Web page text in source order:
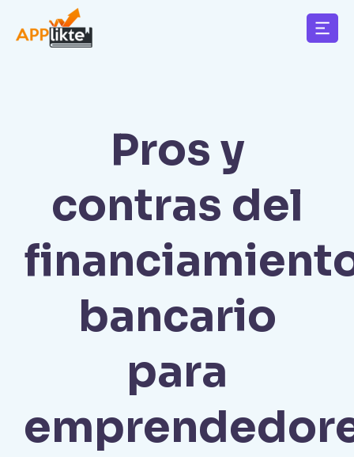
Pros y
contras del
bancario
para